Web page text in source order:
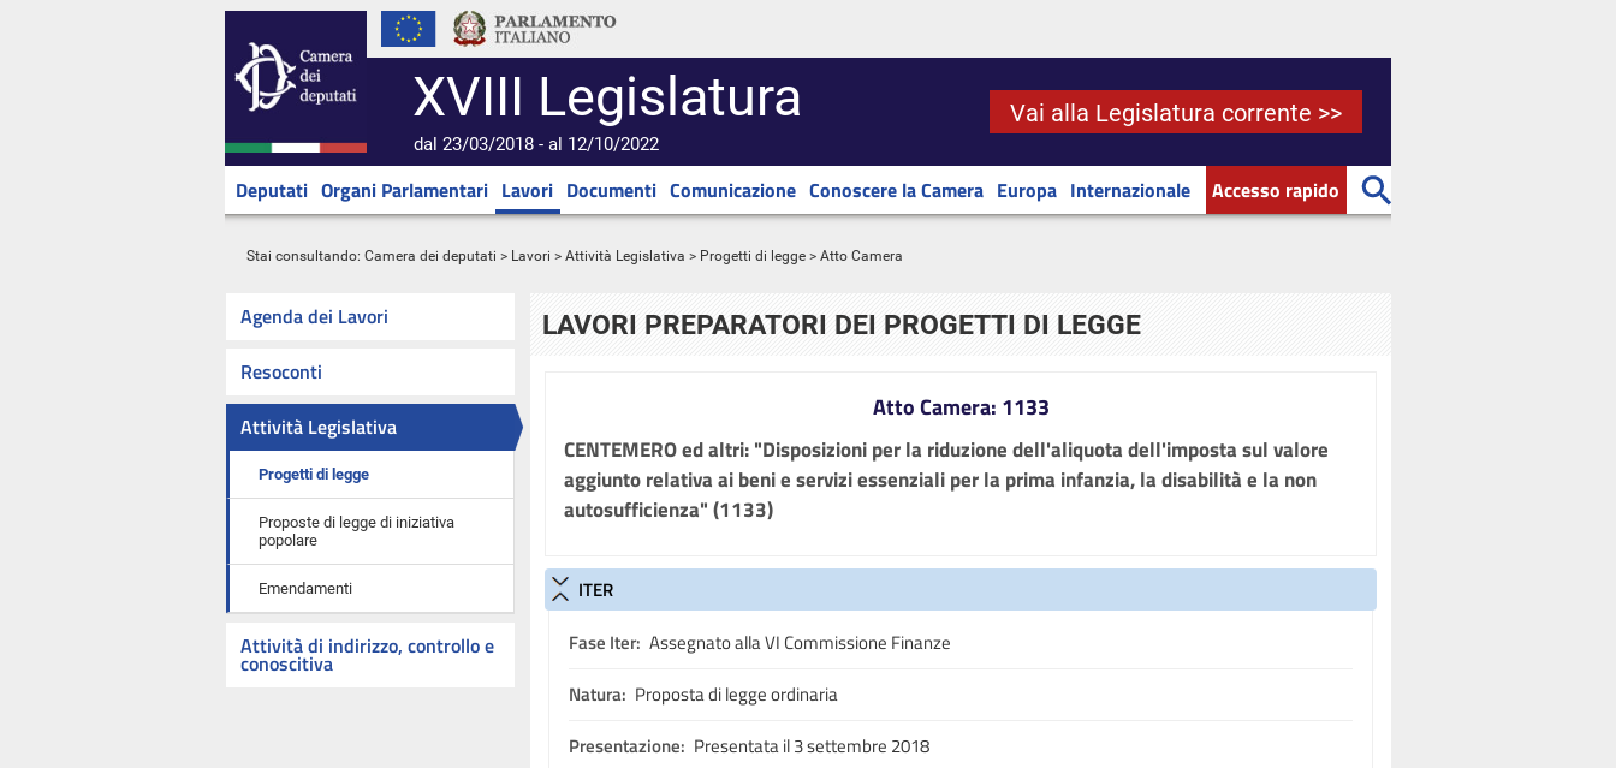
XVIII Legislatura
dal 23/03/2018 - al 12/10/2022
Vai alla Legislatura corrente >>
Deputati Organi Parlamentari Lavori Documenti Comunicazione Conoscere la Camera Europa Internazionale Accesso rapido
Stai consultando: Camera dei deputati > Lavori > Attività Legislativa > Progetti di legge > Atto Camera
Agenda dei Lavori
Resoconti
Attività Legislativa
Progetti di legge
Proposte di legge di iniziativa
popolare
Emendamenti
Attività di indirizzo, controllo e
conoscitiva
LAVORI PREPARATORI DEI PROGETTI DI LEGGE
Atto Camera: 1133
CENTEMERO ed altri: "Disposizioni per la riduzione dell'aliquota dell'imposta sul valore
aggiunto relativa ai beni e servizi essenziali per la prima infanzia, la disabilità e la non
autosufficienza" (1133)
ITER
Fase Iter: Assegnato alla VI Commissione Finanze
Natura: Proposta di legge ordinaria
Presentazione: Presentata il 3 settembre 2018